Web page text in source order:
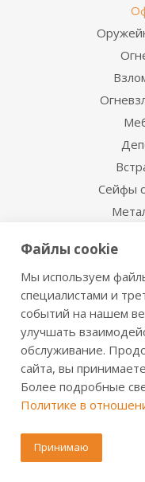
Сейфы
Файлы cookie
Мы используем
специалистами и
событий на нашем
улучшать
обслуживание.
сайта, вы
Более подробные
Политике в
Принимаю